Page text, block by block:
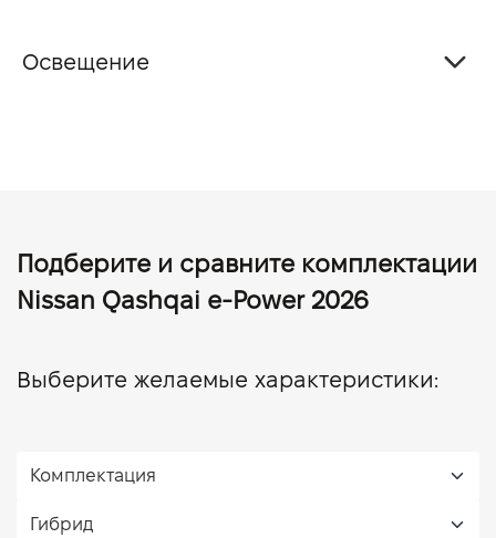
Освещение
Подберите и сравните комплектации
Nissan Qashqai e-Power 2026
Выберите желаемые характеристики: